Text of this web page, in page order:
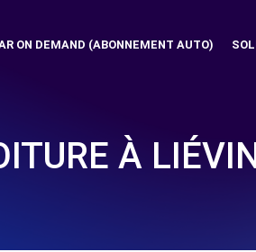
ON DEMAND (ABONNEMENT AUTO)
À